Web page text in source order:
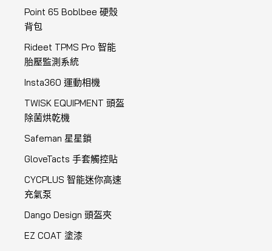
Point 65 Boblbee 硬殼
背包
Rideet TPMS Pro 智能
胎壓監測系統
Insta360 運動相機
TWISK EQUIPMENT 頭盔
除菌烘乾機
Safeman 星星鎖
GloveTacts 手套觸控貼
CYCPLUS 智能迷你高速
充氣泵
Dango Design 頭盔夾
EZ COAT 塗漆